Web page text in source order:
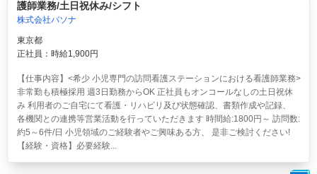
護師業務/土日祝休み/シフト
株式会社パソナ
東京都
正社員：時給1,900円
【仕事内容】<希少 小児専門の訪問看護ステーションにおける看護師業務>
非常勤も積極採用 週3日勤務からOK 正社員もオンコールなしの土日祝休
み 利用者のご自宅にて看護・リハビリ及び状態確認、書類作成や記録、
各機関との連携等営業活動を行っていただきます 時間給:1800円～ 訪問数:
約5～6件/日 小児領域のご経験者やご興味ある方、 是非ご検討ください!
【経験・資格】必要経験...